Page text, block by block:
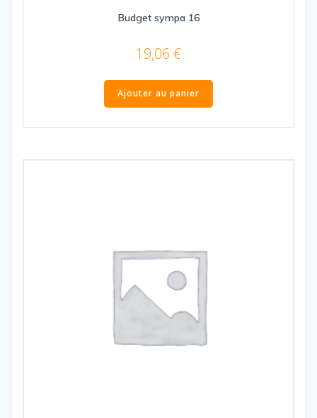
Budget sympa 16
19,06 €
Ajouter au panier